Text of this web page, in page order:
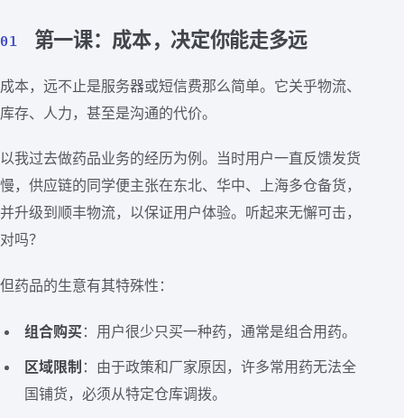
01 第一课：成本，决定你能走多远
成本，远不止是服务器或短信费那么简单。它关乎物流、
库存、人力，甚至是沟通的代价。
以我过去做药品业务的经历为例。当时用户一直反馈发货
慢，供应链的同学便主张在东北、华中、上海多仓备货，
并升级到顺丰物流，以保证用户体验。听起来无懈可击，
对吗？
但药品的生意有其特殊性：
组合购买 ：用户很少只买一种药，通常是组合用药。
区域限制 ：由于政策和厂家原因，许多常用药无法全
国铺货，必须从特定仓库调拨。